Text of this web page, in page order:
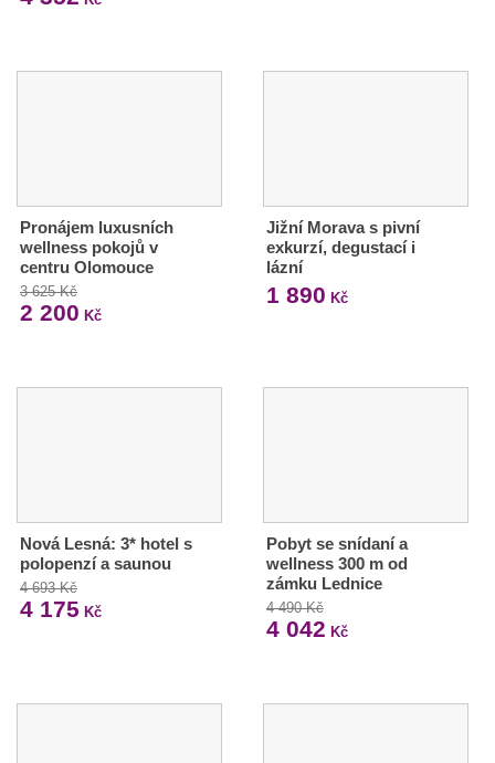
Pronájem luxusních
wellness pokojů v
centru Olomouce
3 625 Kč
2 200 Kč
Jižní Morava s pivní
exkurzí, degustací i
lázní
1 890 Kč
Nová Lesná: 3* hotel s
polopenzí a saunou
4 693 Kč
4 175 Kč
Pobyt se snídaní a
wellness 300 m od
zámku Lednice
4 490 Kč
4 042 Kč